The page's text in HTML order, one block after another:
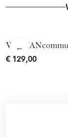
←
€ 129,00